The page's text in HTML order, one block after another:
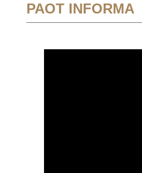
PAOT INFORMA